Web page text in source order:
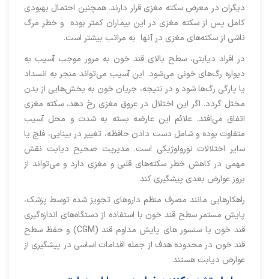
دیگران در معرض سکته مغزی قرار دارند. همچنین احتمال بهبودی
کامل پس از سکته مغزی در این بیماران کمتر بوده و خطر مرگ
ناشی از سکته‌های مغزی در آنها به مراتب بیشتر است.
در افراد دیابتی، سطح بالای قند خون به مرور موجب آسیب به
دیواره رگ‌های خونی می‌شود. این آسیب می‌تواند منجر به انسداد
یا پارگی رگ‌ها شود و در نتیجه، جریان خون به بخش‌هایی از بدن
مختل گردد. اگر این اختلال در عروق مغزی رخ دهد، سکته مغزی
اتفاق می‌افتد. علائم این عارضه بسته به شدت و محل آسیب
متفاوت بوده و شامل دست دادن حافظه، تغییر در بینایی، فلج یا
سایر اختلالات نورولوژیکی است. مدیریت صحیح دیابت نقش
مهمی در کاهش خطر سکته‌های قلبی و مغزی دارد و می‌تواند از
بروز عوارض بعدی پیشگیری کند.
راهکارهایی مانند مصرف منظم داروهای تجویز شده توسط پزشک،
پایش مستمر سطح قند خون با استفاده از دستگاه‌های اندازه‌گیری
قند خون یا سنسور های پایش مداوم قند (CGM) و حفظ سطح
قند خون در محدوده هدف از جمله اقدامات اساسی در پیشگیری از
عوارض دیابت هستند.